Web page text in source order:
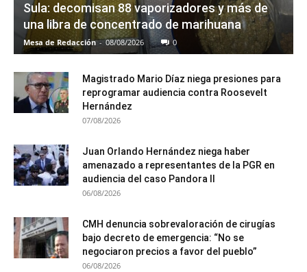
Sula: decomisan 88 vaporizadores y más de
una libra de concentrado de marihuana
Mesa de Redacción - 08/08/2026 0
Magistrado Mario Díaz niega presiones para
reprogramar audiencia contra Roosevelt
Hernández
07/08/2026
Juan Orlando Hernández niega haber
amenazado a representantes de la PGR en
audiencia del caso Pandora II
06/08/2026
CMH denuncia sobrevaloración de cirugías
bajo decreto de emergencia: “No se
negociaron precios a favor del pueblo”
06/08/2026